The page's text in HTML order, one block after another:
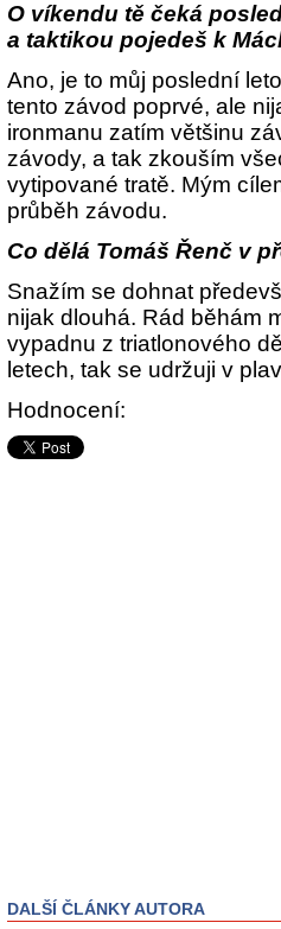
O víkendu tě čeká
a taktikou pojedeš k
Ano, je to můj poslední
tento závod poprvé, ale
ironmanu zatím většinu
závody, a tak zkouším
vytipované tratě. Mým
průběh závodu.
Co dělá Tomáš Řenč v
Snažím se dohnat
nijak dlouhá. Rád běhám
vypadnu z triatlonového
letech, tak se udržuji v
Hodnocení:
DALŠÍ ČLÁNKY AUTORA